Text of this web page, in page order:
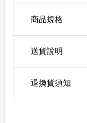
商品規格
送貨說明
退換貨須知